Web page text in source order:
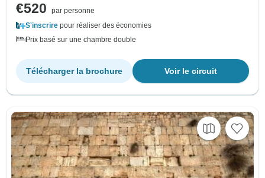
€520
par personne
S'inscrire pour réaliser des économies
Prix basé sur une chambre double
Voir le circuit
Télécharger la brochure